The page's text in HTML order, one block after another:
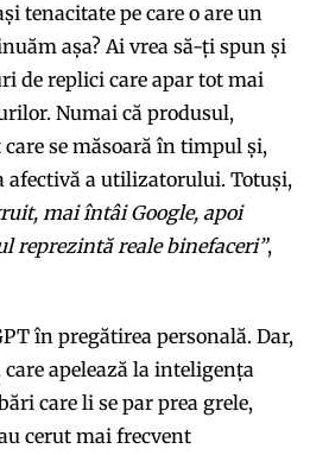
tenacitate pe care o are un
așa? Ai vrea să-ți spun și
de replici care apar tot mai
Numai că produsul,
se măsoară în timpul și,
a utilizatorului. Totuși,
mai întâi Google, apoi
reprezintă reale binefaceri”,
în pregătirea personală. Dar,
care apelează la inteligența
care li se par prea grele,
cerut mai frecvent